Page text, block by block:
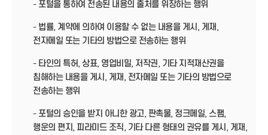
- 포털을 통하여 전송된 내용의 출처를 위장하는 행위
- 법률, 계약에 의하여 이용할 수 없는 내용을 게시, 게재,
전자메일 또는 기타의 방법으로 전송하는 행위
- 타인의 특허, 상표, 영업비밀, 저작권, 기타 지적재산권을
침해하는 내용을 게시, 게재, 전자메일 또는 기타의 방법으로
전송하는 행위
- 포털의 승인을 받지 아니한 광고, 판촉물, 정크메일, 스팸,
행운의 편지, 피라미드 조직, 기타 다른 형태의 권유를 게시, 게재,